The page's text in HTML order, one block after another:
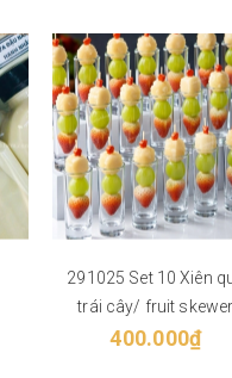
291025 Set 10 Xiên
trái cây/ fruit skewer
400.000₫